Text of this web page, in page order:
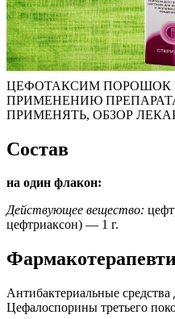
ЦЕФОТАКСИМ ПОРОШОК
ПРИМЕНЕНИЮ
ПРИМЕНЯТЬ, ОБЗОР
Состав
на один флакон:
Действующее вещество:
цефтриаксон) — 1 г.
Антибактериальные
Цефалоспорины третьего